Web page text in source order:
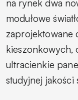
na rynek dwa
modułowe
zaprojektowane
ultracienkie
studyjnej jakości